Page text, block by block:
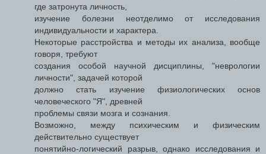
где затронута личность,
изучение болезни неотделимо от исследования
индивидуальности и характера.
Некоторые расстройства и методы их анализа, вообще
говоря, требуют
создания особой научной дисциплины, "неврологии
личности", задачей которой
должно стать изучение физиологических основ
человеческого "Я", древней
проблемы связи мозга и сознания.
Возможно, между психическим и физическим
действительно существует
понятийно-логический разрыв, однако исследования и